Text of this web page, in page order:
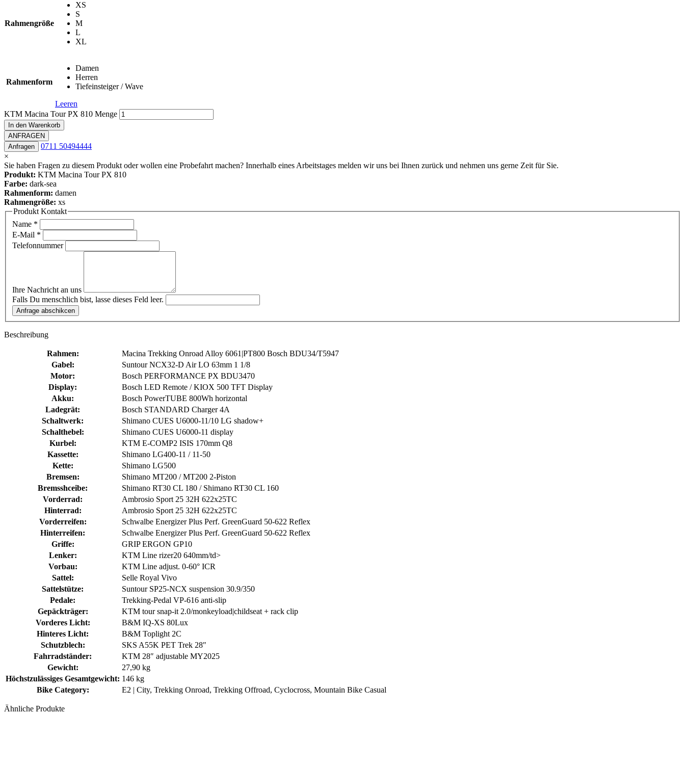
Rahmengröße
XS
S
M
L
XL
Rahmenform
Damen
Herren
Tiefeinsteiger / Wave
Leeren
KTM Macina Tour PX 810 Menge
In den Warenkorb
ANFRAGEN
Anfragen
0711 50494444
×
Sie haben Fragen zu diesem Produkt oder wollen eine Probefahrt machen? Innerhalb eines Arbeitstages melden wir uns bei Ihnen zurück und nehmen uns gerne Zeit für Sie.
Produkt: KTM Macina Tour PX 810
Farbe: dark-sea
Rahmenform: damen
Rahmengröße: xs
Produkt Kontakt
Name *
E-Mail *
Telefonnummer
Ihre Nachricht an uns
Falls Du menschlich bist, lasse dieses Feld leer.
Anfrage abschikcen
Beschreibung
Rahmen:
Macina Trekking Onroad Alloy 6061|PT800 Bosch BDU34/T5947
Gabel:
Suntour NCX32-D Air LO 63mm 1 1/8
Motor:
Bosch PERFORMANCE PX BDU3470
Display:
Bosch LED Remote / KIOX 500 TFT Display
Akku:
Bosch PowerTUBE 800Wh horizontal
Ladegrät:
Bosch STANDARD Charger 4A
Schaltwerk:
Shimano CUES U6000-11/10 LG shadow+
Schalthebel:
Shimano CUES U6000-11 display
Kurbel:
KTM E-COMP2 ISIS 170mm Q8
Kassette:
Shimano LG400-11 / 11-50
Kette:
Shimano LG500
Bremsen:
Shimano MT200 / MT200 2-Piston
Bremsshceibe:
Shimano RT30 CL 180 / Shimano RT30 CL 160
Vorderrad:
Ambrosio Sport 25 32H 622x25TC
Hinterrad:
Ambrosio Sport 25 32H 622x25TC
Vorderreifen:
Schwalbe Energizer Plus Perf. GreenGuard 50-622 Reflex
Hinterreifen:
Schwalbe Energizer Plus Perf. GreenGuard 50-622 Reflex
Griffe:
GRIP ERGON GP10
Lenker:
KTM Line rizer20 640mm/td>
Vorbau:
KTM Line adjust. 0-60° ICR
Sattel:
Selle Royal Vivo
Sattelstütze:
Suntour SP25-NCX suspension 30.9/350
Pedale:
Trekking-Pedal VP-616 anti-slip
Gepäckträger:
KTM tour snap-it 2.0/monkeyload|childseat + rack clip
Vorderes Licht:
B&M IQ-XS 80Lux
Hinteres Licht:
B&M Toplight 2C
Schutzblech:
SKS A55K PET Trek 28″
Fahrradständer:
KTM 28″ adjustable MY2025
Gewicht:
27,90 kg
Höchstzulässiges Gesamtgewicht: 146 kg
Bike Category:
E2 | City, Trekking Onroad, Trekking Offroad, Cyclocross, Mountain Bike Casual
Ähnliche Produkte